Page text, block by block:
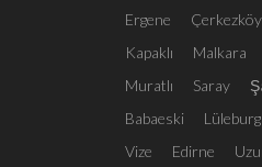
Ergene
Çerkezköy
Kapaklı
Malkara
Muratlı
Saray
Babaeski
Vize
Edirne